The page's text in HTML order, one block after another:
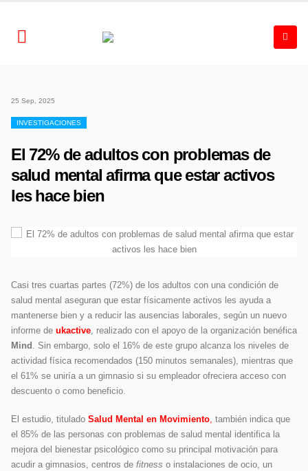
25 Sep, 2025
INVESTIGACIONES
El 72% de adultos con problemas de
salud mental afirma que estar activos
les hace bien
Casi tres cuartas partes (72%) de los adultos con una condición de
salud mental aseguran que estar físicamente activos les ayuda a
mantenerse bien y a reducir las ausencias laborales, según un nuevo
informe de ukactive, realizado con el apoyo de la organización benéfica
Mind . Sin embargo, solo el 16% de este grupo alcanza los niveles de
actividad física recomendados (150 minutos semanales), mientras que
el 61% se uniría a un gimnasio si su empleador ofreciera acceso con
descuento o como beneficio.
El estudio, titulado Salud Mental en Movimiento también indica que
el 85% de las personas con problemas de salud mental identifica la
mejora del bienestar psicológico como su principal motivación para
acudir a gimnasios, centros de fitness o instalaciones de ocio, un